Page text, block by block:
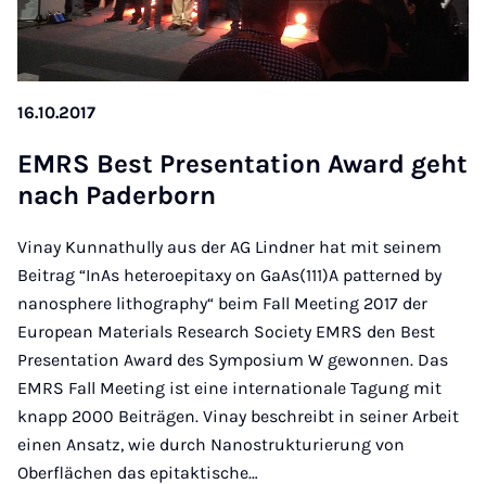
16.10.2017
EM­RS Best Present­a­tion Award ge­ht
nach Pader­born
Vinay Kunnathully aus der AG Lindner hat mit seinem
Beitrag “InAs heteroepitaxy on GaAs(111)A patterned by
nanosphere lithography“ beim Fall Meeting 2017 der
European Materials Research Society EMRS den Best
Presentation Award des Symposium W gewonnen. Das
EMRS Fall Meeting ist eine internationale Tagung mit
knapp 2000 Beiträgen. Vinay beschreibt in seiner Arbeit
einen Ansatz, wie durch Nanostrukturierung von
Oberflächen das epitaktische…